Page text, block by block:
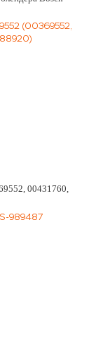
00431760,